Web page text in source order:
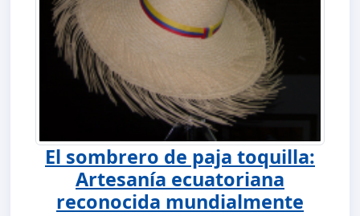
El sombrero de paja toquilla:
Artesanía ecuatoriana
reconocida mundialmente